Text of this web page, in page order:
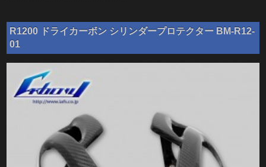
R1200 ドライカーボン シリンダープロテクター BM-R12-
01